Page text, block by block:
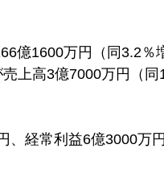
億1600万円（同3.2％
上高3億7000万円（同
経常利益6億3000万